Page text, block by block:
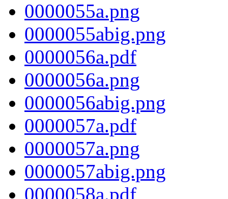
0000055a.png
0000055abig.png
0000056a.pdf
0000056a.png
0000056abig.png
0000057a.pdf
0000057a.png
0000057abig.png
0000058a.pdf